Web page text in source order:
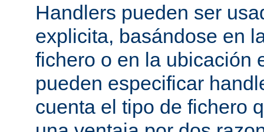
Handlers pueden ser
explicita, basándose en
fichero o en la ubicación
pueden especificar
cuenta el tipo de fichero